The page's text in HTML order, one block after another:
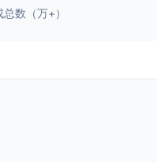
数（万+）